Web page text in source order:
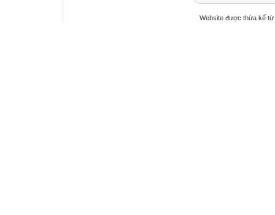
Website được thừa kế từ